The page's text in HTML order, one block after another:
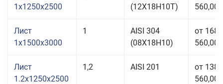
1x1250x2500
(12Х18Н10Т)
560,00
Лист
1x1500x3000
1
AISI 304
(08Х18Н10)
от 168
560,00
Лист
1.2x1250x2500
1,2 AISI 201
от 138
560,00